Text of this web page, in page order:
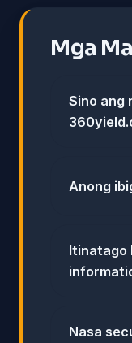
Mga
Sino ang
Anong
Itinatago
Nasa